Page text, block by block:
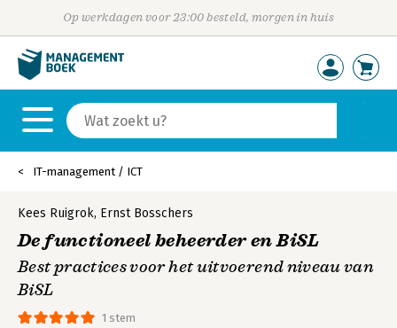
Op werkdagen voor 23:00 besteld, morgen in huis
IT-management / ICT
1 stem
Kees Ruigrok, Ernst Bosschers
De functioneel beheerder en BiSL
Best practices voor het uitvoerend niveau van
BiSL